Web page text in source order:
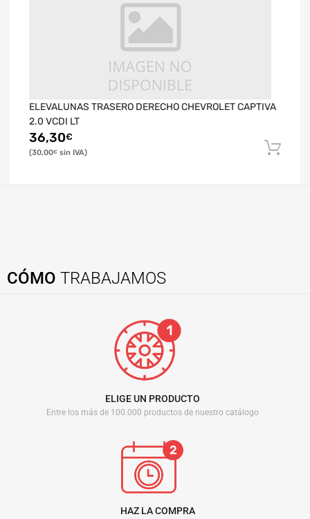
ELEVALUNAS TRASERO DERECHO CHEVROLET CAPTIVA
2.0 VCDI LT
36,30€
30,00€
CÓMO TRABAJAMOS
ELIGE UN PRODUCTO
Entre los más de 100.000 productos de nuestro catálogo
HAZ LA COMPRA